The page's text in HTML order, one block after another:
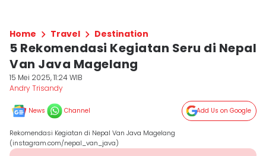
Home Travel Destination
5 Rekomendasi Kegiatan Seru di Nepal
Van Java Magelang
15 Mei 2025, 11:24 WIB
Andry Trisandy
News Channel Add Us on Google
Rekomendasi Kegiatan di Nepal Van Java Magelang
(instagram.com/nepal_van_java)